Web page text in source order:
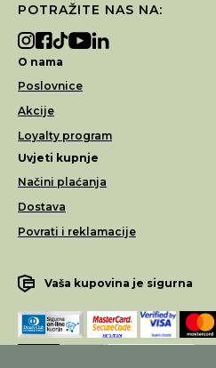
POTRAŽITE NAS NA:
O nama
Poslovnice
Akcije
Loyalty program
Uvjeti kupnje
Načini plaćanja
Dostava
Povrati i reklamacije
Vaša kupovina je sigurna